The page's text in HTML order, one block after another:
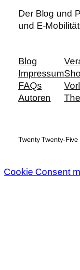
Der Blog und
und E-
Blog
Impressum
FAQs
Autoren
Twenty Twenty-Five
Cookie Consent